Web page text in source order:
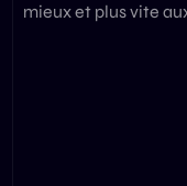
mieux et plus vite